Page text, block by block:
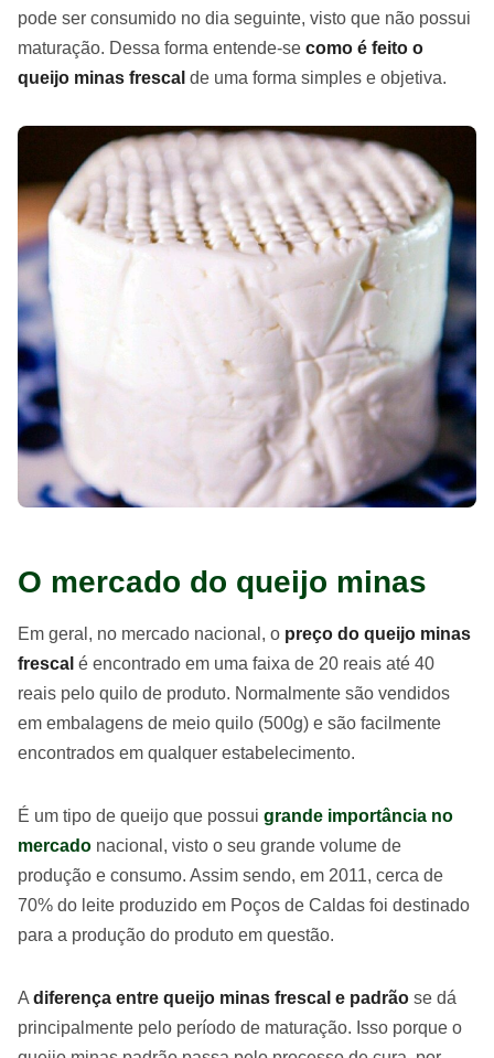
pode ser consumido no dia seguinte, visto que não possui
maturação. Dessa forma entende-se como é feito o
queijo minas frescal de uma forma simples e objetiva.
O mercado do queijo minas
Em geral, no mercado nacional, o preço do queijo minas
frescal é encontrado em uma faixa de 20 reais até 40
reais pelo quilo de produto. Normalmente são vendidos
em embalagens de meio quilo (500g) e são facilmente
encontrados em qualquer estabelecimento.
É um tipo de queijo que possui grande importância no
mercado nacional, visto o seu grande volume de
produção e consumo. Assim sendo, em 2011, cerca de
70% do leite produzido em Poços de Caldas foi destinado
para a produção do produto em questão.
A diferença entre queijo minas frescal e padrão se dá
principalmente pelo período de maturação. Isso porque o